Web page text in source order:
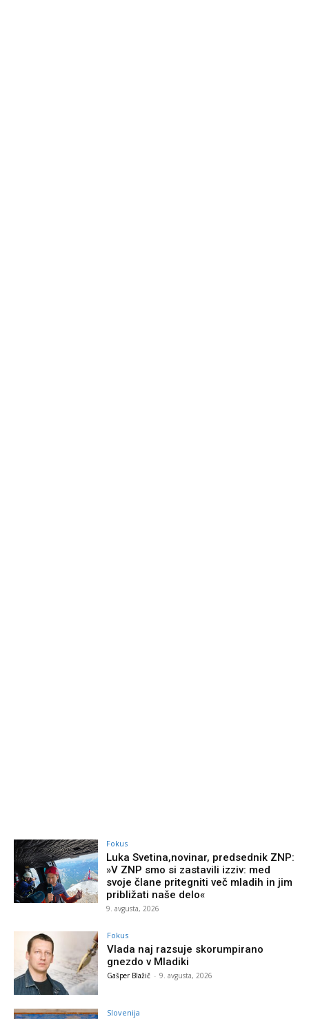
Fokus
Luka Svetina,novinar, predsednik ZNP:
»V ZNP smo si zastavili izziv: med
svoje člane pritegniti več mladih in jim
približati naše delo«
9. avgusta, 2026
Fokus
Vlada naj razsuje skorumpirano
gnezdo v Mladiki
Gašper Blažič - 9. avgusta, 2026
Slovenija